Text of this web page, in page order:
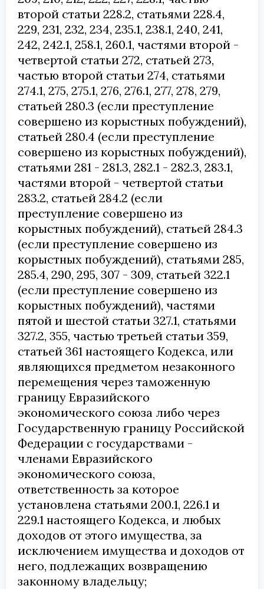
второй статьи 228.2, статьями 228.4,
229, 231, 232, 234, 235.1, 238.1, 240, 241,
242, 242.1, 258.1, 260.1, частями второй -
четвертой статьи 272, статьей 273,
частью второй статьи 274, статьями
274.1, 275, 275.1, 276, 276.1, 277, 278, 279,
статьей 280.3 (если преступление
совершено из корыстных побуждений),
статьей 280.4 (если преступление
совершено из корыстных побуждений),
статьями 281 - 281.3, 282.1 - 282.3, 283.1,
частями второй - четвертой статьи
283.2, статьей 284.2 (если
преступление совершено из
корыстных побуждений), статьей 284.3
(если преступление совершено из
корыстных побуждений), статьями 285,
285.4, 290, 295, 307 - 309, статьей 322.1
(если преступление совершено из
корыстных побуждений), частями
пятой и шестой статьи 327.1, статьями
327.2, 355, частью третьей статьи 359,
статьей 361 настоящего Кодекса, или
являющихся предметом незаконного
перемещения через таможенную
границу Евразийского
экономического союза либо через
Государственную границу Российской
Федерации с государствами -
членами Евразийского
экономического союза,
ответственность за которое
установлена статьями 200.1, 226.1 и
229.1 настоящего Кодекса, и любых
доходов от этого имущества, за
исключением имущества и доходов от
него, подлежащих возвращению
законному владельцу;